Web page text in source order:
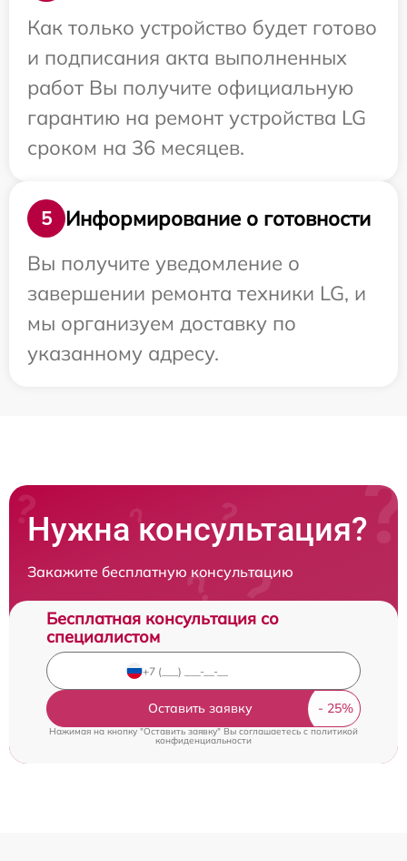
Как только устройство будет готово
и подписания акта выполненных
работ Вы получите официальную
гарантию на ремонт устройства LG
сроком на 36 месяцев.
5
Информирование о готовности
Вы получите уведомление о
завершении ремонта техники LG, и
мы организуем доставку по
указанному адресу.
Нужна консультация?
Закажите бесплатную консультацию
Бесплатная консультация со
специалистом
Оставить заявку
Нажимая на кнопку "Оставить заявку" Вы соглашаетесь cполитикой
конфиденциальности